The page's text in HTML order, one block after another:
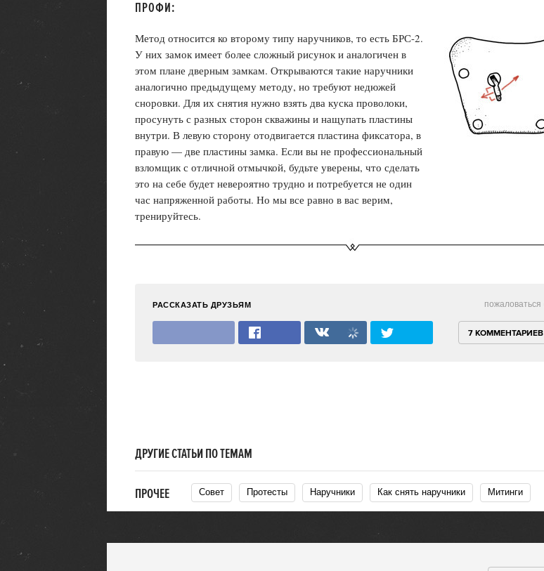
ПРОФИ:
Метод относится ко второму типу наручников, то есть БРС-2.
У них замок имеет более сложный рисунок и аналогичен в
этом плане дверным замкам. Открываются такие наручники
аналогично предыдущему методу, но требуют недюжей
сноровки. Для их снятия нужно взять два куска проволоки,
просунуть с разных сторон скважины и нащупать пластины
внутри. В левую сторону отодвигается пластина фиксатора, в
правую — две пластины замка. Если вы не профессиональный
взломщик с отличной отмычкой, будьте уверены, что сделать
это на себе будет невероятно трудно и потребуется не один
час напряженной работы. Но мы все равно в вас верим,
тренируйтесь.
РАССКАЗАТЬ ДРУЗЬЯМ
7 КОММЕНТАРИЕВ
пожаловаться
ДРУГИЕ СТАТЬИ ПО ТЕМАМ
ПРОЧЕЕ Совет Протесты Наручники Как снять наручники Митинги